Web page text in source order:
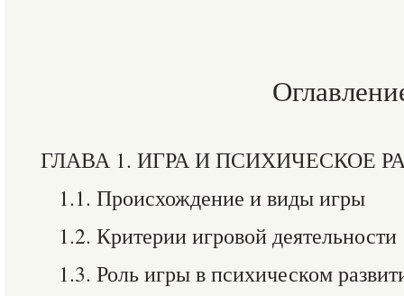
ГЛАВА 1. ИГРА И ПСИХИЧЕСКОЕ
1.1. Происхождение и виды игры
1.2. Критерии игровой деятельности
1.3. Роль игры в психическом